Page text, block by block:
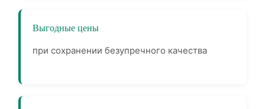
Выгодные цены
при сохранении безупречного качества